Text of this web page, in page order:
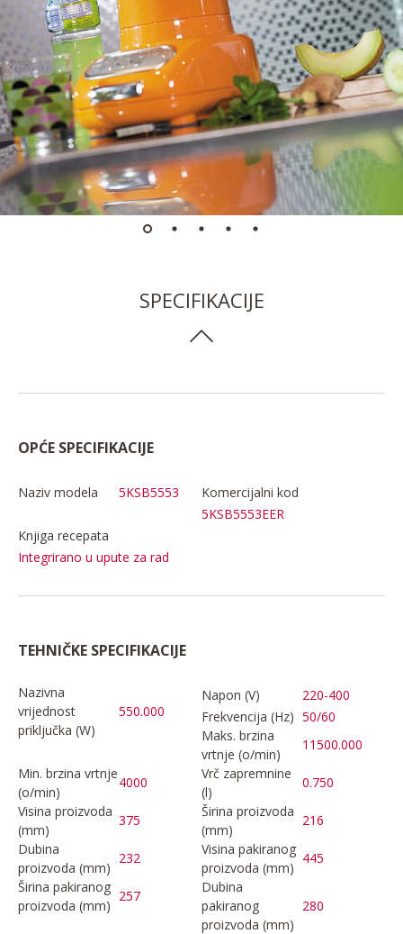
SPECIFIKACIJE
OPĆE SPECIFIKACIJE
Naziv modela 5KSB5553
Komercijalni kod
5KSB5553EER
Knjiga recepata
Integrirano u upute za rad
TEHNIČKE SPECIFIKACIJE
Nazivna
vrijednost
priključka (W)
550.000
Napon (V)
220-400
Frekvencija (Hz) 50/60
Maks. brzina
vrtnje (o/min)
11500.000
Min. brzina vrtnje
(o/min)
4000
Vrč zapremnine
(l)
0.750
Visina proizvoda
(mm)
375
Širina proizvoda
(mm)
216
Dubina
proizvoda (mm)
232
Visina pakiranog
proizvoda (mm)
445
Širina pakiranog
proizvoda (mm)
257
Dubina
pakiranog
proizvoda (mm)
280